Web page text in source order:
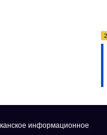
информационное